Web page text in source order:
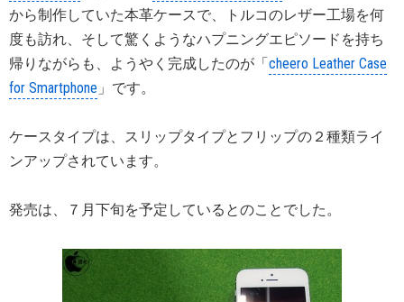
から制作していた本革ケースで、トルコのレザー工場を何
度も訪れ、そして驚くようなハプニングエピソードを持ち
帰りながらも、ようやく完成したのが「cheero Leather Case
for Smartphone 」です。
ケースタイプは、スリップタイプとフリップの２種類ライ
ンアップされています。
発売は、７月下旬を予定しているとのことでした。